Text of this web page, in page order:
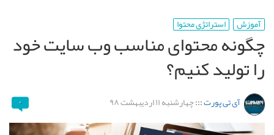
آموزش استراتژی محتوا
چگونه محتوای مناسب وب سایت خود
را تولید کنیم؟
آی تی پورت:::چهارشنبه ۱۱ اردیبهشت ۹۸ ۰